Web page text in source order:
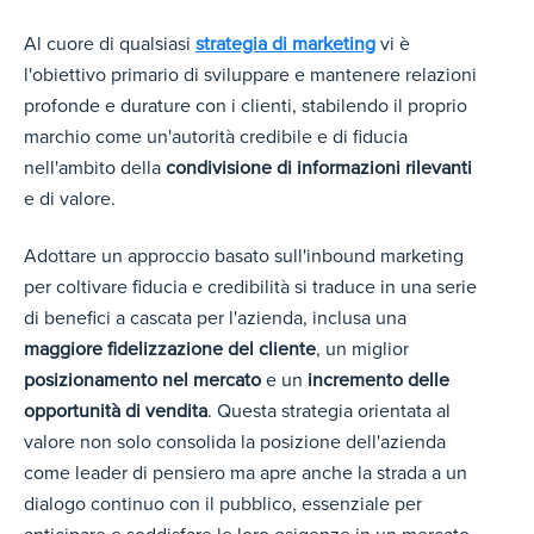
Al cuore di qualsiasi strategia di marketing vi è
l'obiettivo primario di sviluppare e mantenere relazioni
profonde e durature con i clienti, stabilendo il proprio
marchio come un'autorità credibile e di fiducia
nell'ambito della condivisione di informazioni rilevanti
e di valore.
Adottare un approccio basato sull'inbound marketing
per coltivare fiducia e credibilità si traduce in una serie
di benefici a cascata per l'azienda, inclusa una
maggiore fidelizzazione del cliente, un miglior
posizionamento nel mercato e un incremento delle
opportunità di vendita. Questa strategia orientata al
valore non solo consolida la posizione dell'azienda
come leader di pensiero ma apre anche la strada a un
dialogo continuo con il pubblico, essenziale per